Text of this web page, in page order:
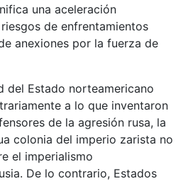
una aceleración
de enfrentamientos
anexiones por la fuerza de
del Estado norteamericano
a lo que inventaron
de la agresión rusa, la
colonia del imperio zarista no
el imperialismo
De lo contrario, Estados